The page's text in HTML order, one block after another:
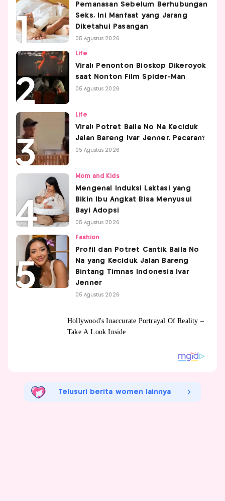
Pemanasan Sebelum Berhubungan
Seks, Ini Manfaat yang Jarang
Diketahui Pasangan
05 Agustus 2026
Life
Viral! Penonton Bioskop Dikeroyok
saat Nonton Film Spider-Man
05 Agustus 2026
Life
Viral! Potret Baila No Na Keciduk
Jalan Bareng Ivar Jenner, Pacaran?
05 Agustus 2026
Mom and Kids
Mengenal Induksi Laktasi yang
Bikin Ibu Angkat Bisa Menyusui
Bayi Adopsi
05 Agustus 2026
Fashion
Profil dan Potret Cantik Baila No
Na yang Keciduk Jalan Bareng
Bintang Timnas Indonesia Ivar
Jenner
05 Agustus 2026
Telusuri berita women lainnya